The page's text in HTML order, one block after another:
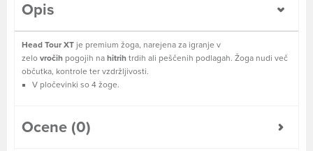
Opis
Head Tour XT je premium žoga, narejena za igranje v
zelo vročih pogojih na hitrih trdih ali peščenih podlagah. Žoga nudi več
občutka, kontrole ter vzdržljivosti.
V pločevinki so 4 žoge.
Ocene (0)